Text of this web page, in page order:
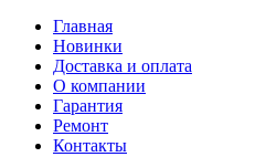
Главная
Новинки
Доставка и оплата
О компании
Гарантия
Ремонт
Контакты